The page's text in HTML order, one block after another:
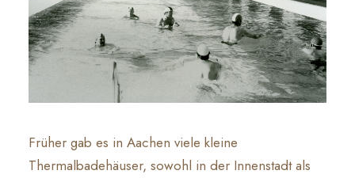
Früher gab es in Aachen viele kleine
Thermalbadehäuser, sowohl in der Innenstadt als